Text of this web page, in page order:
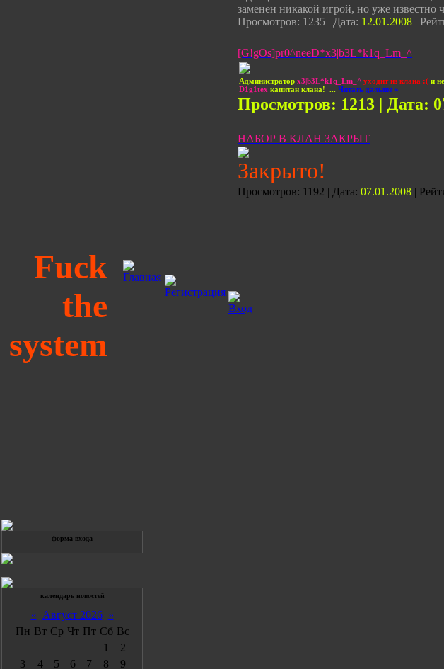
заменен никакой игрой, но уже известно
Просмотров: 1235 | Дата: 12.01.2008 |
[G!gOs]pr0^neeD*x3|b3L*k1q_Lm_^
Администратор x3|b3L*k1q_Lm_^ уходит из клана :( и
D1g1tex капитан клана! ... Читать дальше »
Просмотров: 1213 | Дата:
НАБОР В КЛАН ЗАКРЫТ
Закрыто!
Просмотров: 1192 | Дата: 07.01.2008 |
Fuck
the
system
форма входа
календарь новостей
« Август 2026 »
Пн Вт Ср Чт Пт Сб Вс
1
2
3
4 5 6 7 8 9